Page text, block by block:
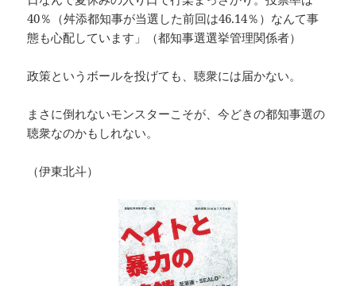
40％（舛添都知事が当選した前回は46.14％）なんて事
態も心配しています」（都知事選選挙管理関係者）
政策というボールを投げても、聴衆には届かない。
まさに倒れないモンスターこそが、今どきの都知事選の
聴衆なのかもしれない。
（伊東北斗）